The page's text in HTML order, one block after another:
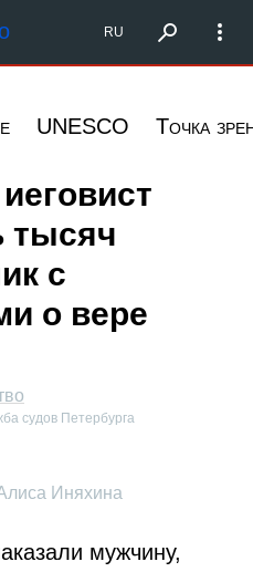
Северо-Запад
RU
UNESCO Точка
тысяч
с
о вере
судов Петербурга
Иняхина
мужчину,